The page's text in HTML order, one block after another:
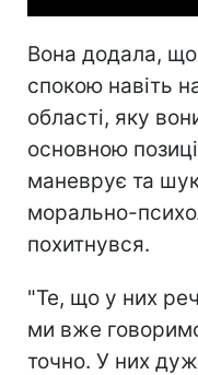
Вона додала,
спокою навіть
області, яку
основною
маневрує та
морально-
похитнувся.
"Те, що у них
ми вже
точно. У них